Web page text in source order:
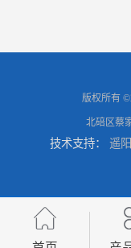
版权所有
北碚区蔡
技术支持： 遥